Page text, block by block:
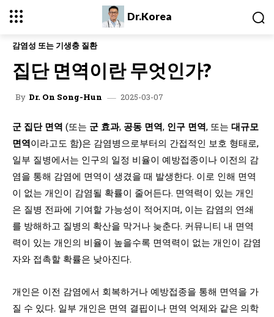
Dr.Korea
감염성 또는 기생충 질환
집단 면역이란 무엇인가?
By Dr. On Song-Hun 2025-03-07
군 집단 면역 (또는 군 효과, 공동 면역, 인구 면역, 또는 대규모
면역이라고도 함)은 감염병으로부터의 간접적인 보호 형태로,
일부 질병에서는 인구의 일정 비율이 예방접종이나 이전의 감
염을 통해 감염에 면역이 생겼을 때 발생한다. 이로 인해 면역
이 없는 개인이 감염될 확률이 줄어든다. 면역력이 있는 개인
은 질병 전파에 기여할 가능성이 적어지며, 이는 감염의 연쇄
를 방해하고 질병의 확산을 막거나 늦춘다. 커뮤니티 내 면역
력이 있는 개인의 비율이 높을수록 면역력이 없는 개인이 감염
자와 접촉할 확률은 낮아진다.
개인은 이전 감염에서 회복하거나 예방접종을 통해 면역을 가
질 수 있다. 일부 개인은 면역 결핍이나 면역 억제와 같은 의학